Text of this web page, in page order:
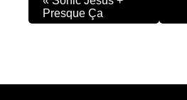
Presque Ça